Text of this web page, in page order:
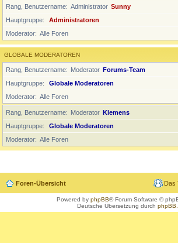
Rang, Benutzername Administrator Sunny
Hauptgruppe
Administratoren
Moderator
Alle Foren
GLOBALE MODERATOREN
Rang, Benutzername Moderator Forums-Team
Hauptgruppe
Globale Moderatoren
Moderator
Alle Foren
Rang, Benutzername Moderator Klemens
Hauptgruppe
Globale Moderatoren
Moderator
Alle Foren
Foren-Übersicht Das
Powered by phpBB® Forum Software ©
Deutsche Übersetzung durch